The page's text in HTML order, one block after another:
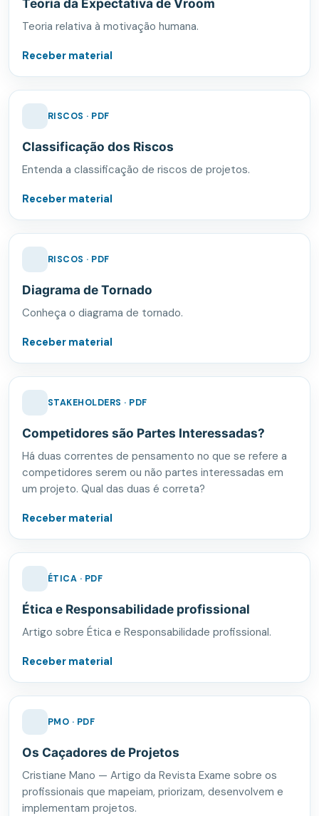
Teoria relativa à motivação humana.
Receber material
RISCOS · PDF
Classificação dos Riscos
Entenda a classificação de riscos de projetos.
Receber material
RISCOS · PDF
Diagrama de Tornado
Conheça o diagrama de tornado.
Receber material
STAKEHOLDERS · PDF
Competidores são Partes Interessadas?
Há duas correntes de pensamento no que se refere a
competidores serem ou não partes interessadas em
um projeto. Qual das duas é correta?
Receber material
ÉTICA · PDF
Ética e Responsabilidade profissional
Artigo sobre Ética e Responsabilidade profissional.
Receber material
PMO · PDF
Os Caçadores de Projetos
Cristiane Mano — Artigo da Revista Exame sobre os
profissionais que mapeiam, priorizam, desenvolvem e
implementam projetos.